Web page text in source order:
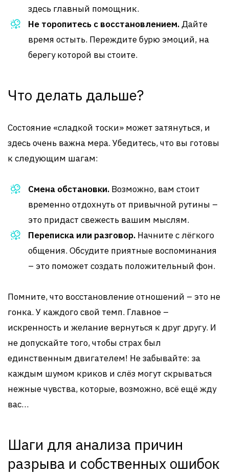
здесь главный помощник.
Не торопитесь с восстановлением.Дайте
время остыть. Переждите бурю эмоций, на
берегу которой вы стоите.
Что делать дальше?
Состояние «сладкой тоски» может затянуться, и
здесь очень важна мера. Убедитесь, что вы готовы
к следующим шагам:
Смена обстановки. Возможно, вам стоит
временно отдохнуть от привычной рутины –
это придаст свежесть вашим мыслям.
Переписка или разговор. Начните с лёгкого
общения. Обсудите приятные воспоминания
– это поможет создать положительный фон.
Помните, что восстановление отношений – это не
гонка. У каждого свой темп. Главное –
искренность и желание вернуться к друг другу. И
не допускайте того, чтобы страх был
единственным двигателем! Не забывайте: за
каждым шумом криков и слёз могут скрываться
нежные чувства, которые, возможно, всё ещё жду
вас…
Шаги для анализа причин
разрыва и собственных ошибок